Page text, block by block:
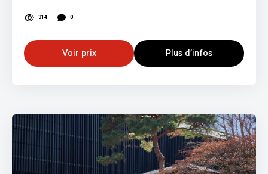
314 0
Voir prix Plus d’infos